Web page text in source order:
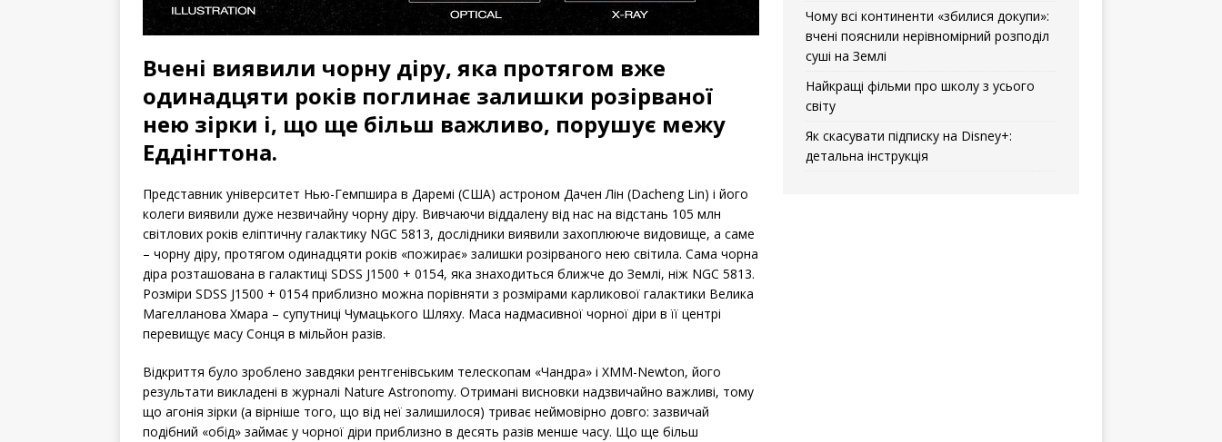
Вчені виявили чорну діру, яка протягом вже
одинадцяти років поглинає залишки розірваної
нею зірки і, що ще більш важливо, порушує межу
Еддінгтона.
Представник університет Нью-Гемпшира в Даремі (США) астроном Дачен Лін (Dacheng Lin) і його
колеги виявили дуже незвичайну чорну діру. Вивчаючи віддалену від нас на відстань 105 млн
світлових років еліптичну галактику NGC 5813, дослідники виявили захоплююче видовище, а саме
– чорну діру, протягом одинадцяти років «пожирає» залишки розірваного нею світила. Сама чорна
діра розташована в галактиці SDSS J1500 + 0154, яка знаходиться ближче до Землі, ніж NGC 5813.
Розміри SDSS J1500 + 0154 приблизно можна порівняти з розмірами карликової галактики Велика
Магелланова Хмара – супутниці Чумацького Шляху. Маса надмасивної чорної діри в її центрі
перевищує масу Сонця в мільйон разів.
Відкриття було зроблено завдяки рентгенівським телескопам «Чандра» і XMM-Newton, його
результати викладені в журналі Nature Astronomy. Отримані висновки надзвичайно важливі, тому
що агонія зірки (а вірніше того, що від неї залишилося) триває неймовірно довго: зазвичай
подібний «обід» займає у чорної діри приблизно в десять разів менше часу. Що ще більш
Чому всі континенти «збилися докупи»:
вчені пояснили нерівномірний розподіл
суші на Землі
Найкращі фільми про школу з усього
світу
Як скасувати підписку на Disney+:
детальна інструкція